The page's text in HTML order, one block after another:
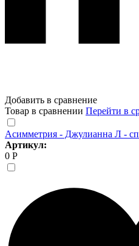
Добавить в сравнение
Товар в сравнении Перейти в
Асимметрия - Джулианна Л -
Артикул:
0 Р